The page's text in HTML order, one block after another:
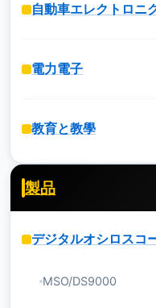
自動車エレクトロニ
電力電子
教育と教學
製品
デジタルオシロスコ
MSO/DS9000